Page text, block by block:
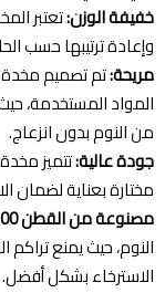
خفيفة الوزن:تعتبر
وإعادة ترتيبها حسب
مريحة:تم تصميم
المواد المستخدمة،
من النوم بدون انزعاج.
جودة عالية:تتميز
مختارة بعناية لضمان
مصنوعة من القطن 100 %:
النوم، حيث يمنع
الاسترخاء بشكل أفضل.